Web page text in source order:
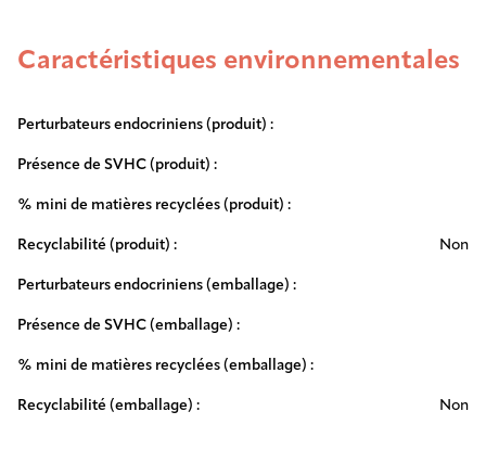
Caractéristiques environnementales
Perturbateurs endocriniens (produit) :
Présence de SVHC (produit) :
% mini de matières recyclées (produit) :
Recyclabilité (produit) : Non
Perturbateurs endocriniens (emballage) :
Présence de SVHC (emballage) :
% mini de matières recyclées (emballage) :
Recyclabilité (emballage) : Non